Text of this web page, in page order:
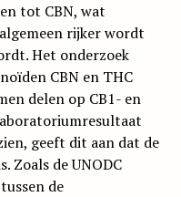
tot CBN, wat
rijker wordt
Het onderzoek
CBN en THC
delen op CB1- en
geeft dit aan dat de
Zoals de UNODC
de